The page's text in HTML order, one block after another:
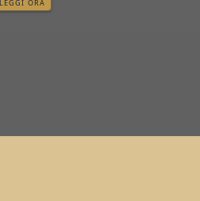
LEGGI ORA